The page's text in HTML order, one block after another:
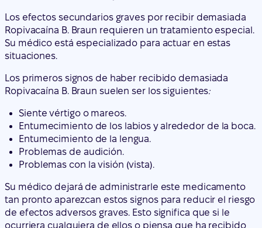
Los primeros signos de haber recibido demasiada
Ropivacaína B. Braun suelen ser los siguientes
Siente vértigo o mareos.
Entumecimiento de los labios y alrededor de la boca.
Entumecimiento de la lengua.
Problemas de audición.
Su médico dejará de administrarle este medicamento
tan pronto aparezcan estos signos para reducir el riesgo
de efectos adversos graves. Esto significa que si le
ocurriera cualquiera de ellos o piensa que ha recibido
demasiada Ropivacaína B. Braun,
médico inmediatamente.
Efectos adversos más graves por estar recibiendo
demasiada cantidad de este medicamento son entre